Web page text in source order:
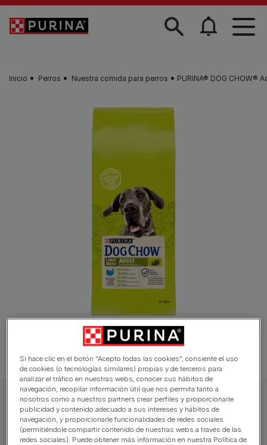
Skip to main content
Inicio Perros Nuestra comida para perros PURINA® DOG CHOW®
DOG CHOW Perro Pienso
PURINA® DOG CHOW® Adulto Razas
Grandes Pavo
Si hace clic en el botón “Acepto todas las cookies”, consiente el uso
de cookies (o tecnologías similares) propias y de terceros para
analizar el tráfico en nuestras webs, conocer sus hábitos de
navegación, recopilar información útil que nos permita tanto a
nosotros como a nuestros partners crear perfiles y proporcionarle
publicidad y contenido adecuado a sus intereses y hábitos de
navegación, y proporcionarle funcionalidades de redes sociales
(permitiéndole compartir contenido de nuestras webs a través de las
redes sociales). Puede obtener más información en nuestra Política de